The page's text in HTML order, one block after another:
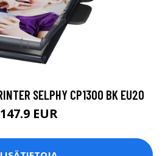
SELPHY CP1300 BK EU20
147.9 EUR